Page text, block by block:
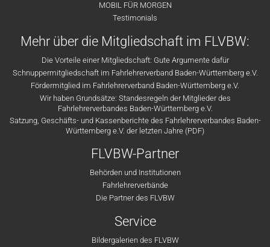
MOBIL FÜR MORGEN
Testimonials
Mehr über die Mitgliedschaft im FLVBW:
Die Vorteile einer Mitgliedschaft: Gute Argumente dafür
Schnuppermitgliedschaft im Fahrlehrerverband Baden-Württemberg e.V.
Fördermitglied im Fahrlehrerverband Baden-Württemberg e.V.
Wir haben Grundsätze: Standesregeln der Mitglieder des
Fahrlehrerverbandes Baden-Württemberg e.V.
Satzung, Geschäfts- und Kassenberichte des Fahrlehrerverbandes Baden-
Württemberg e.V. der letzten Jahre (PDF)
FLVBW-Partner
Behörden und Institutionen
Fahrlehrerverbände
Die Partner des FLVBW
Service
Bildergalerien des FLVBW